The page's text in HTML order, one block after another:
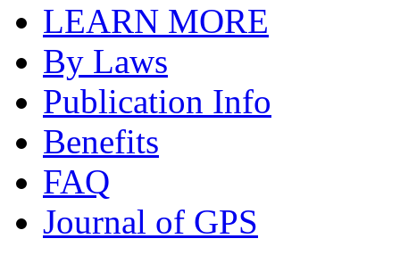
LEARN MORE
By Laws
Publication Info
Benefits
FAQ
Journal of GPS